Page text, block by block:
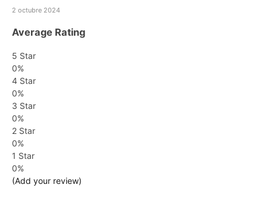
2 octubre 2024
Average Rating
5 Star
0%
4 Star
0%
3 Star
0%
2 Star
0%
1 Star
0%
(Add your review)